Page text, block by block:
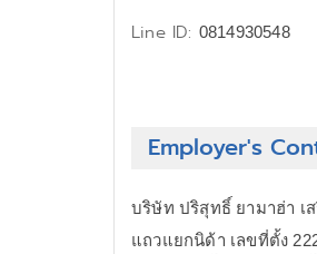
Line ID: 0814930548
Employer's
บริษัท ปริสุทธิ์ ยามาฮ่า เ
แถวแยกนิด้า เลขที่ตั้ง